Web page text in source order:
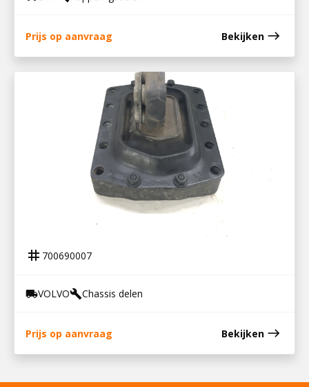
Prijs op aanvraag Bekijken east
MOTORSTEUN ACHTER VOLVO FH12
tag 700690007
local_shippingVOLVObuildChassis delen
Prijs op aanvraag Bekijken east